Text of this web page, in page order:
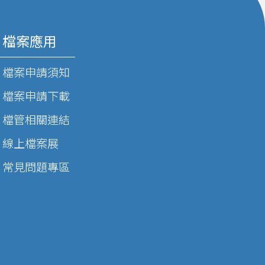
檔案應用
檔案申請須知
檔案申請下載
檔管相關連結
線上檔案展
常見問題專區